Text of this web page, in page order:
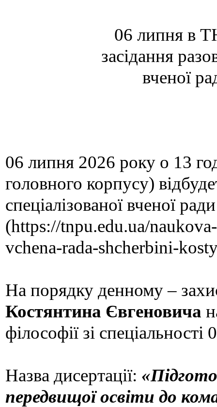
06 липня в
засідання
вченої
06 липня 2026 року о 13
головного корпусу)
спеціалізованої вченої
(https://tnpu.edu.ua/
vchena-rada-shcherbini-
На порядку денному –
Костянтина Євгеновича
філософії зі спеціальності
Назва дисертації:
передвищої освіти до